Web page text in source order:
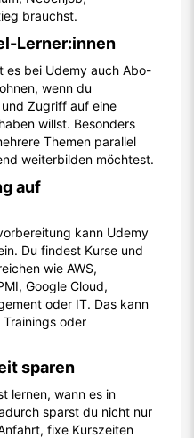
brauchst.
Lerner:innen
es bei Udemy auch Abo-
wenn du
Zugriff auf eine
willst. Besonders
Themen parallel
weiterbilden möchtest.
auf
kann Udemy
Du findest Kurse und
wie AWS,
Google Cloud,
oder IT. Das kann
oder
sparen
lernen, wann es in
sparst du nicht nur
fixe Kurszeiten